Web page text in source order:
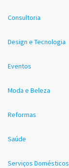
Consultoria
Design e Tecnologia
Eventos
Moda e Beleza
Reformas
Saúde
Serviços Domésticos